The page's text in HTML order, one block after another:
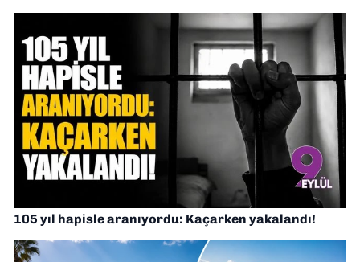
105 yıl hapisle aranıyordu: Kaçarken yakalandı!